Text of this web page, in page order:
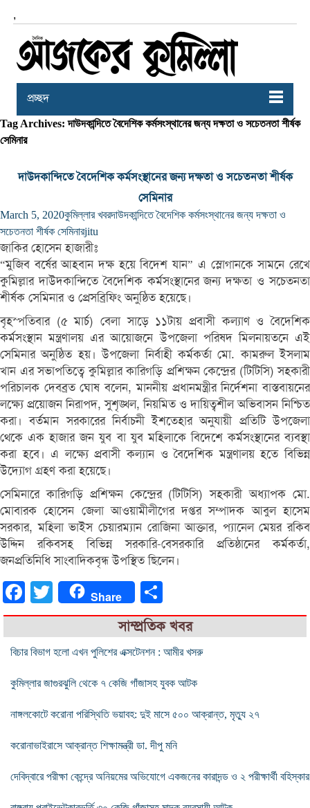
,
প্রচ্ছদ
Tag Archives: দাউদকান্দিতে বৈদেশিক কর্মসংস্থানের জন্য দক্ষতা ও সচেতনতা শীর্ষক
সেমিনার
দাউদকান্দিতে বৈদেশিক কর্মসংস্থানের জন্য দক্ষতা ও সচেতনতা শীর্ষক
সেমিনার
March 5, 2020কুমিল্লার খবরদাউদকান্দিতে বৈদেশিক কর্মসংস্থানের জন্য দক্ষতা ও
সচেতনতা শীর্ষক সেমিনারjitu
জাকির হোসেন হাজারীঃ
“মুজিব বর্ষের আহবান দক্ষ হয়ে বিদেশ যান” এ স্লোগানকে সামনে রেখে
কুমিল্লার দাউদকান্দিতে বৈদেশিক কর্মসংস্থানের জন্য দক্ষতা ও সচেতনতা
শীর্ষক সেমিনার ও প্রেসব্রিফিং অনুষ্ঠিত হয়েছে।
বৃহস্পতিবার (৫ মার্চ) বেলা সাড়ে ১১টায় প্রবাসী কল্যাণ ও বৈদেশিক
কর্মসংস্থান মন্ত্রণালয় এর আয়োজনে উপজেলা পরিষদ মিলনায়তনে এই
সেমিনার অনুষ্ঠিত হয়। উপজেলা নির্বাহী কর্মকর্তা মো. কামরুল ইসলাম
খান এর সভাপতিত্বে কুমিল্লার কারিগড়ি প্রশিক্ষন কেন্দ্রের (টিটিসি) সহকারী
পরিচালক দেবব্রত ঘোষ বলেন, মাননীয় প্রধানমন্ত্রীর নির্দেশনা বাস্তবায়নের
লক্ষ্যে প্রয়োজন নিরাপদ, সুশৃঙ্খল, নিয়মিত ও দায়িত্বশীল অভিবাসন নিশ্চিত
করা। বর্তমান সরকারের নির্বাচনী ইশতেহার অনুযায়ী প্রতিটি উপজেলা
থেকে এক হাজার জন যুব বা যুব মহিলাকে বিদেশে কর্মসংস্থানের ব্যবস্থা
করা হবে। এ লক্ষ্যে প্রবাসী কল্যান ও বৈদেশিক মন্ত্রণালয় হতে বিভিন্ন
উদ্যোগ গ্রহণ করা হয়েছে।
সেমিনারে কারিগড়ি প্রশিক্ষন কেন্দ্রের (টিটিসি) সহকারী অধ্যাপক মো.
মোবারক হোসেন জেলা আওয়ামীলীগের দপ্তর সম্পাদক আবুল হাসেম
সরকার, মহিলা ভাইস চেয়ারম্যান রোজিনা আক্তার, প্যানেল মেয়র রকিব
উদ্দিন রকিবসহ বিভিন্ন সরকারি-বেসরকারি প্রতিষ্ঠানের কর্মকর্তা,
জনপ্রতিনিধি সাংবাদিকবৃন্ধ উপস্থিত ছিলেন।
FacebookTwitter Share
সাম্প্রতিক খবর
বিচার বিভাগ হলো এখন পুলিশের এক্সটেনশন : আমীর খসরু
কুমিল্লার জাগুরঝুলি থেকে ৭ কেজি গাঁজাসহ যুবক আটক
নাঙ্গলকোটে করোনা পরিস্থিতি ভয়াবহ: দুই মাসে ৫০০ আক্রান্ত, মৃত্যু ২৭
করোনাভাইরাসে আক্রান্ত শিক্ষামন্ত্রী ডা. দীপু মনি
দেবিদ্বারে পরীক্ষা কেন্দ্রে অনিয়মের অভিযোগে একজনের কারাদন্ড ও ২ পরীক্ষার্থী বহিস্কার